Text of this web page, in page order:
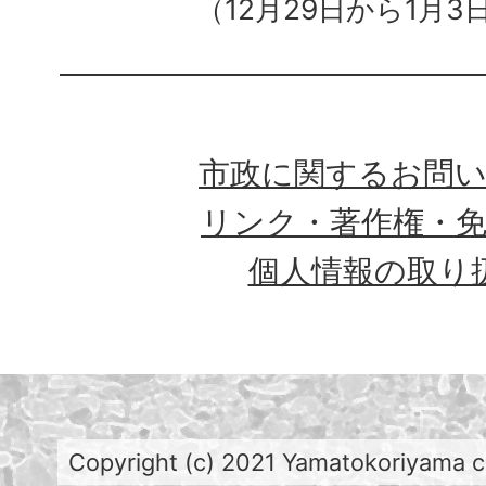
（12月29日から1月3
市政に関するお問
リンク・著作権・
個人情報の取り
Copyright (c) 2021 Yamatokoriyama